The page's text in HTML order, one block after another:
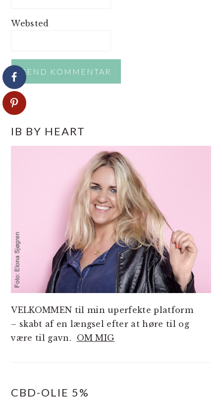
Websted
SIDEBAR
IB BY HEART
VELKOMMEN til min uperfekte platform
– skabt af en længsel efter at høre til og
være til gavn. OM MIG
CBD-OLIE 5%